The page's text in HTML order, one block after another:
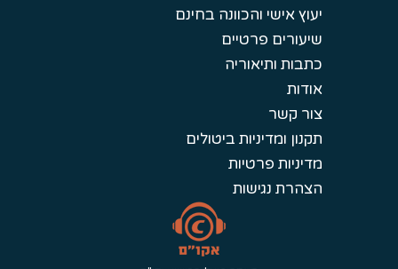
יעוץ אישי והכוונה בחינם
שיעורים פרטיים
כתבות ותיאוריה
אודות
צור קשר
תקנון ומדיניות ביטולים
מדיניות פרטיות
הצהרת נגישות